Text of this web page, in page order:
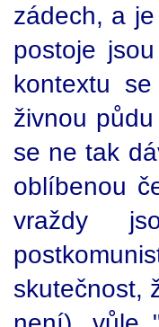
zádech, a
postoje
kontextu
živnou
se ne tak
oblíbenou
vraždy
skutečnost,